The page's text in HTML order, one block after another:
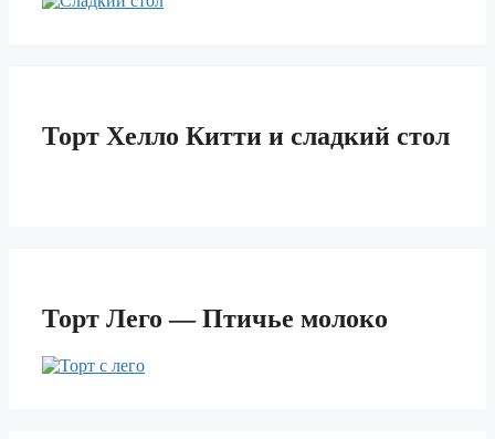
Торт Хелло Китти и сладкий стол
Торт Лего — Птичье молоко